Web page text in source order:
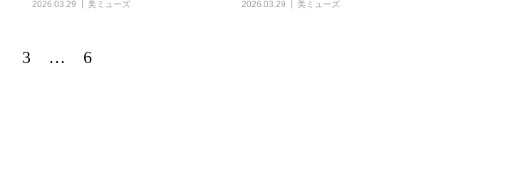
2026.03.29 美ミューズ 2026.03.29 美ミューズ
3 … 6